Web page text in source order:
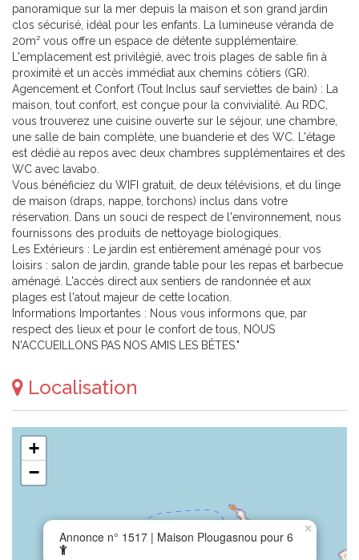
panoramique sur la mer depuis la maison et son grand jardin
clos sécurisé, idéal pour les enfants. La lumineuse véranda de
20m² vous offre un espace de détente supplémentaire.
L'emplacement est privilégié, avec trois plages de sable fin à
proximité et un accès immédiat aux chemins côtiers (GR).
Agencement et Confort (Tout Inclus sauf serviettes de bain) : La
maison, tout confort, est conçue pour la convivialité. Au RDC,
vous trouverez une cuisine ouverte sur le séjour, une chambre,
une salle de bain complète, une buanderie et des WC. L'étage
est dédié au repos avec deux chambres supplémentaires et des
WC avec lavabo.
Vous bénéficiez du WIFI gratuit, de deux télévisions, et du linge
de maison (draps, nappe, torchons) inclus dans votre
réservation. Dans un souci de respect de l'environnement, nous
fournissons des produits de nettoyage biologiques.
Les Extérieurs : Le jardin est entièrement aménagé pour vos
loisirs : salon de jardin, grande table pour les repas et barbecue
aménagé. L'accès direct aux sentiers de randonnée et aux
plages est l'atout majeur de cette location.
Informations Importantes : Nous vous informons que, par
respect des lieux et pour le confort de tous, NOUS
N'ACCUEILLONS PAS NOS AMIS LES BÊTES."
Localisation
Annonce n° 1517 | Maison Plougasnou pour 6
×
+
−